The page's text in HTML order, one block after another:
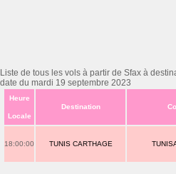
Liste de tous les vols à partir de Sfax à
date du mardi 19 septembre 2023
Heure
Locale
Destination
18:00:00 TUNIS CARTHAGE